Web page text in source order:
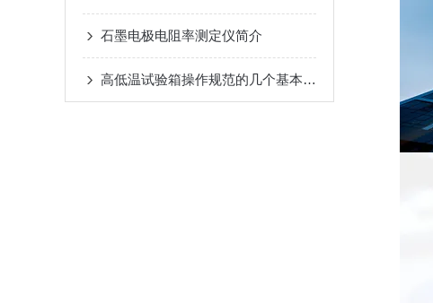
石墨电极电阻率测定仪简介
高低温试验箱操作规范的几个基本要求